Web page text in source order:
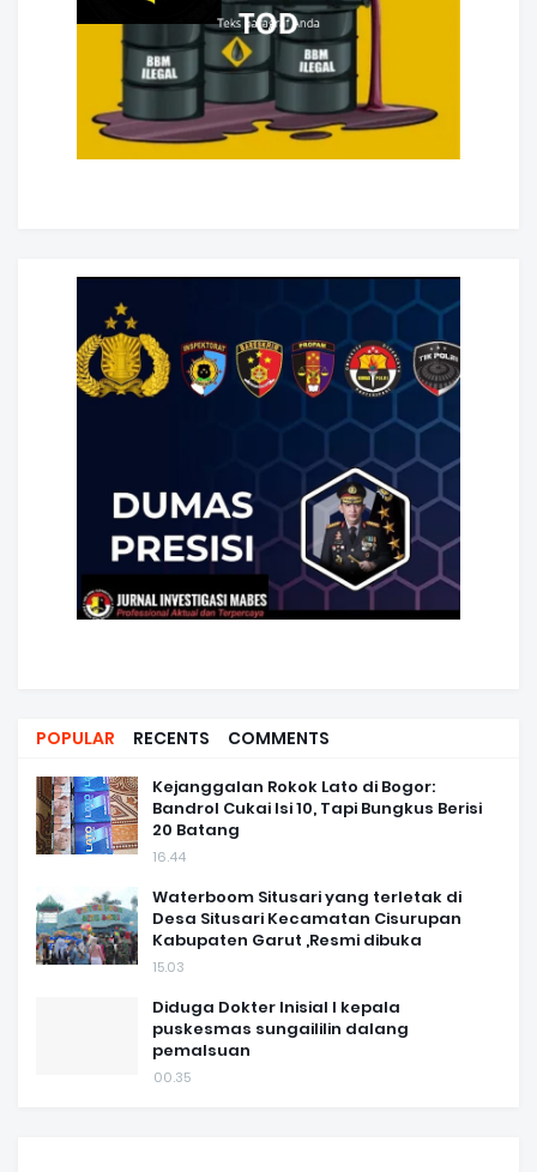
POPULAR RECENTS COMMENTS
Kejanggalan Rokok Lato di Bogor:
Bandrol Cukai Isi 10, Tapi Bungkus Berisi
20 Batang
16.44
Waterboom Situsari yang terletak di
Desa Situsari Kecamatan Cisurupan
Kabupaten Garut ,Resmi dibuka
15.03
Diduga Dokter Inisial I kepala
puskesmas sungaililin dalang
pemalsuan
00.35